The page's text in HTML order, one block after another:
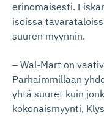
erinomaisesti.
isoissa
suuren myynnin.
– Wal-Mart on
Parhaimmillaan
yhtä suuret kuin
kokonaismyynti,